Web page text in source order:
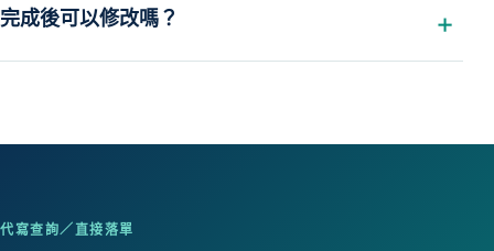
完成後可以修改嗎？
代寫查詢／直接落單